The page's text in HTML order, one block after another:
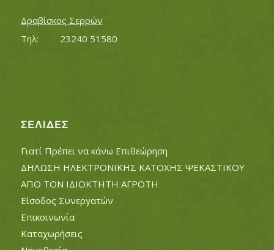
Δραβίσκος Σερρών
Τηλ:		23240 51580
ΣΕΛΊΔΕΣ
Γιατί Πρέπει να κάνω Επιθεώρηση
ΔΗΛΩΣΗ ΗΛΕΚΤΡΟΝΙΚΗΣ ΚΑΤΟΧΗΣ ΨΕΚΑΣΤΙΚΟΥ
ΑΠΟ ΤΟΝ ΙΔΙΟΚΤΗΤΗ ΑΓΡΟΤΗ
Είσοδος Συνεργατών
Επικοινωνία
Καταχωρήσεις